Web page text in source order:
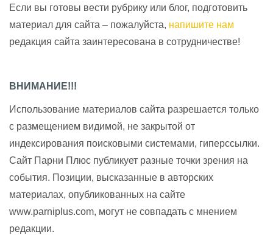
Если вы готовы вести рубрику или блог, подготовить
материал для сайта – пожалуйста, напишите нам
редакция сайта заинтересована в сотрудничестве!
ВНИМАНИЕ!!!
Использование материалов сайта разрешается только
с размещением видимой, не закрытой от
индексирования поисковыми системами, гиперссылки.
Сайт Парни Плюс публикует разные точки зрения на
события. Позиции, высказанные в авторских
материалах, опубликованных на сайте
www.parniplus.com, могут не совпадать с мнением
редакции.